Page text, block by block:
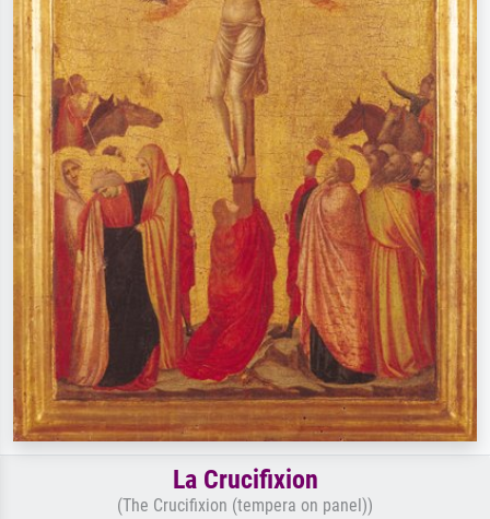
La Crucifixion
(The Crucifixion (tempera on panel))